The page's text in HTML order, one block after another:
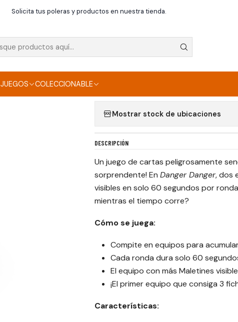
JUEGOS COLECCIONABLE
Solicita tus poleras y productos en nuestra tienda.
Inicio Danger Danger
DANGER DANGER
Mostrar stock de ubicaciones
DESCRIPCIÓN
Un juego de cartas peligrosamente
sorprendente! En Danger Danger, dos
visibles en solo 60 segundos por
mientras el tiempo corre?
Cómo se juega:
Compite en equipos para
Cada ronda dura solo 60
El equipo con más Maletines
¡El primer equipo que consiga 3
Características: